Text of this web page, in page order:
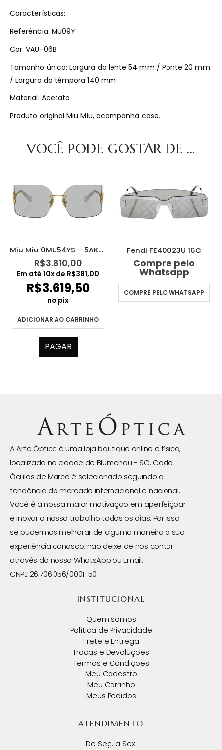
Características:
Referência: MU09Y
Cor: VAU-06B
Tamanho único: Largura da lente 54 mm / Ponte 20 mm
/ Largura da têmpora 140 mm
Material: Acetato
Produto original Miu Miu, acompanha case.
VOCÊ PODE GOSTAR DE ...
Miu Miu 0MU54YS – 5AK30B
R$3.810,00
Em até 10x de R$381,00
R$3.619,50
no pix
ADICIONAR AO CARRINHO
PAGAR
Fendi FE40023U 16C
Compre pelo
Whatsapp
COMPRE PELO WHATSAPP
A Arte Óptica é uma loja boutique online e física,
localizada na cidade de Blumenau - SC. Cada
Óculos de Marca é selecionado seguindo a
tendência do mercado internacional e nacional.
Você é a nossa maior motivação em aperfeiçoar
e inovar o nosso trabalho todos os dias. Por isso
se pudermos melhorar de alguma maneira a sua
experiência conosco, não deixe de nos contar
através do nosso WhatsApp ou Email.
CNPJ 26.706.056/0001-50
INSTITUCIONAL
Quem somos
Política de Privacidade
Frete e Entrega
Trocas e Devoluções
Termos e Condições
Meu Cadastro
Meu Carrinho
Meus Pedidos
ATENDIMENTO
De Seg. a Sex.